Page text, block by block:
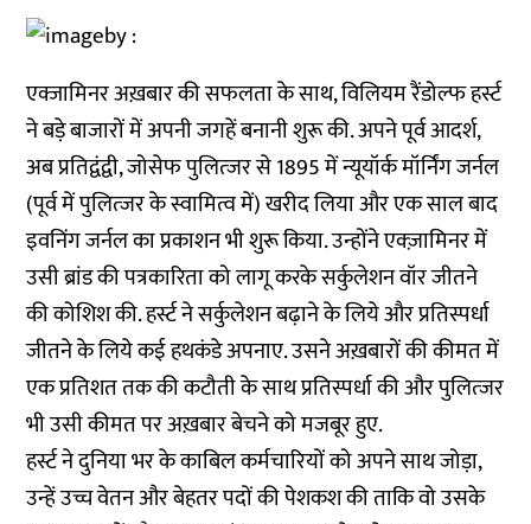
एक्जामिनर अख़बार की सफलता के साथ, विलियम रैंडोल्फ हर्स्ट
ने बड़े बाजारों में अपनी जगहें बनानी शुरू की. अपने पूर्व आदर्श,
अब प्रतिद्वंद्वी, जोसेफ पुलित्जर से 1895 में न्यूयॉर्क मॉर्निंग जर्नल
(पूर्व में पुलित्जर के स्वामित्व में) खरीद लिया और एक साल बाद
इवनिंग जर्नल का प्रकाशन भी शुरू किया. उन्होंने एक्ज़ामिनर में
उसी ब्रांड की पत्रकारिता को लागू करके सर्कुलेशन वॉर जीतने
की कोशिश की. हर्स्ट ने सर्कुलेशन बढ़ाने के लिये और प्रतिस्पर्धा
जीतने के लिये कई हथकंडे अपनाए. उसने अख़बारों की कीमत में
एक प्रतिशत तक की कटौती के साथ प्रतिस्पर्धा की और पुलित्जर
भी उसी कीमत पर अख़बार बेचने को मजबूर हुए.
हर्स्ट ने दुनिया भर के काबिल कर्मचारियों को अपने साथ जोड़ा,
उन्हें उच्च वेतन और बेहतर पदों की पेशकश की ताकि वो उसके